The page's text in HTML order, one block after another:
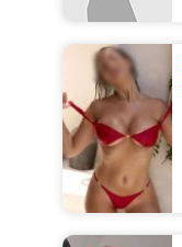
Ema, 35